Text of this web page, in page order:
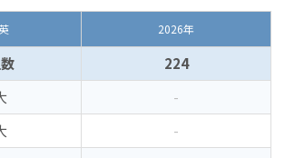
2026年
224
-
-